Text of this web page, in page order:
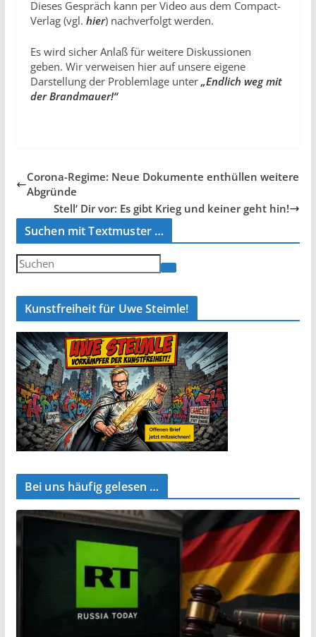
Dieses Gespräch kann per Video aus dem Compact-
Verlag (vgl. hier) nachverfolgt werden.
Es wird sicher Anlaß für weitere Diskussionen
geben. Wir verweisen hier auf unsere eigene
Darstellung der Problemlage unter „Endlich weg mit
der Brandmauer!“
Corona-Regime: Neue Dokumente enthüllen weitere
Abgründe
Stell‘ Dir vor: Es gibt Krieg und keiner geht hin!
Suchen mit Textmuster …
Kunstfreiheit für Uwe Steimle!
Bei uns häufig gelesen …